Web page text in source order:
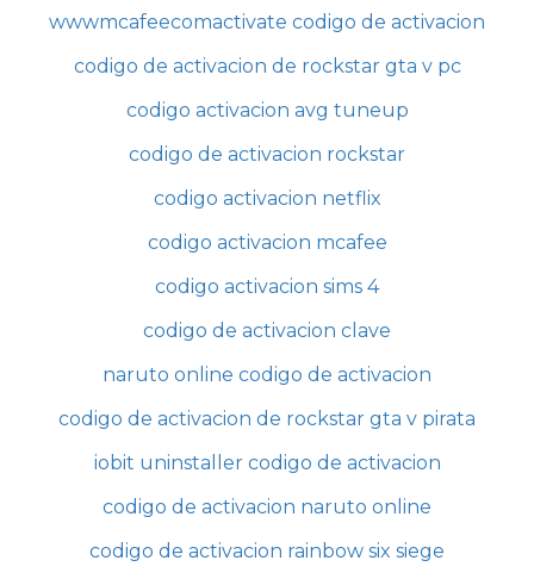
wwwmcafeecomactivate codigo de activacion
codigo de activacion de rockstar gta v pc
codigo activacion avg tuneup
codigo de activacion rockstar
codigo activacion netflix
codigo activacion mcafee
codigo activacion sims 4
codigo de activacion clave
naruto online codigo de activacion
codigo de activacion de rockstar gta v pirata
iobit uninstaller codigo de activacion
codigo de activacion naruto online
codigo de activacion rainbow six siege